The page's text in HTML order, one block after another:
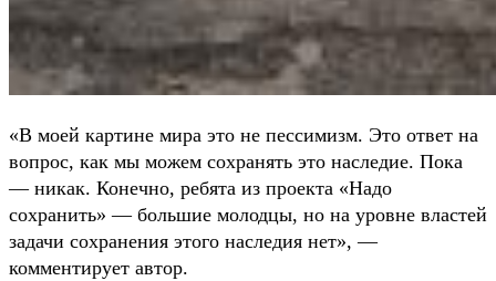
«В моей картине мира это не пессимизм. Это ответ на
вопрос, как мы можем сохранять это наследие. Пока
— никак. Конечно, ребята из проекта «Надо
сохранить» — большие молодцы, но на уровне властей
задачи сохранения этого наследия нет», —
комментирует автор.